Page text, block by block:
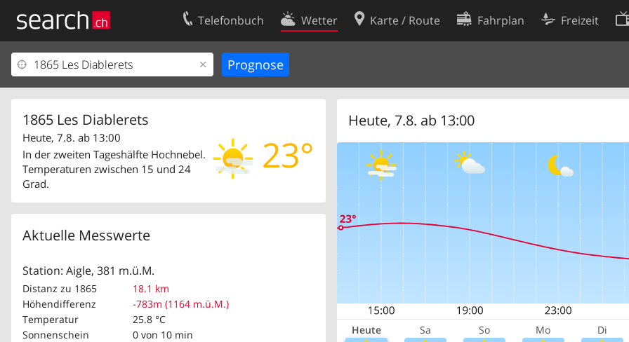
Telefonbuch Wetter Karte / Route Fahrplan Freizeit
1865 Les Diablerets
23°
Heute, 7.8. ab 13:00
In der zweiten Tageshälfte Hochnebel.
Temperaturen zwischen 15 und 24
Grad.
Aktuelle Messwerte
Station: Aigle, 381 m.ü.M.
Distanz zu 1865
18.1 km
Höhendifferenz
-783m (1164 m.ü.M.)
Temperatur
25.8 °C
Sonnenschein
0 von 10 min
Heute, 7.8. ab 13:00
Heute Sa So Mo Di
Ihr Eintrag
Kundencenter Geschäftskunden
Kontakt
Nutzungsbedingungen
Cookie-Einstellungen